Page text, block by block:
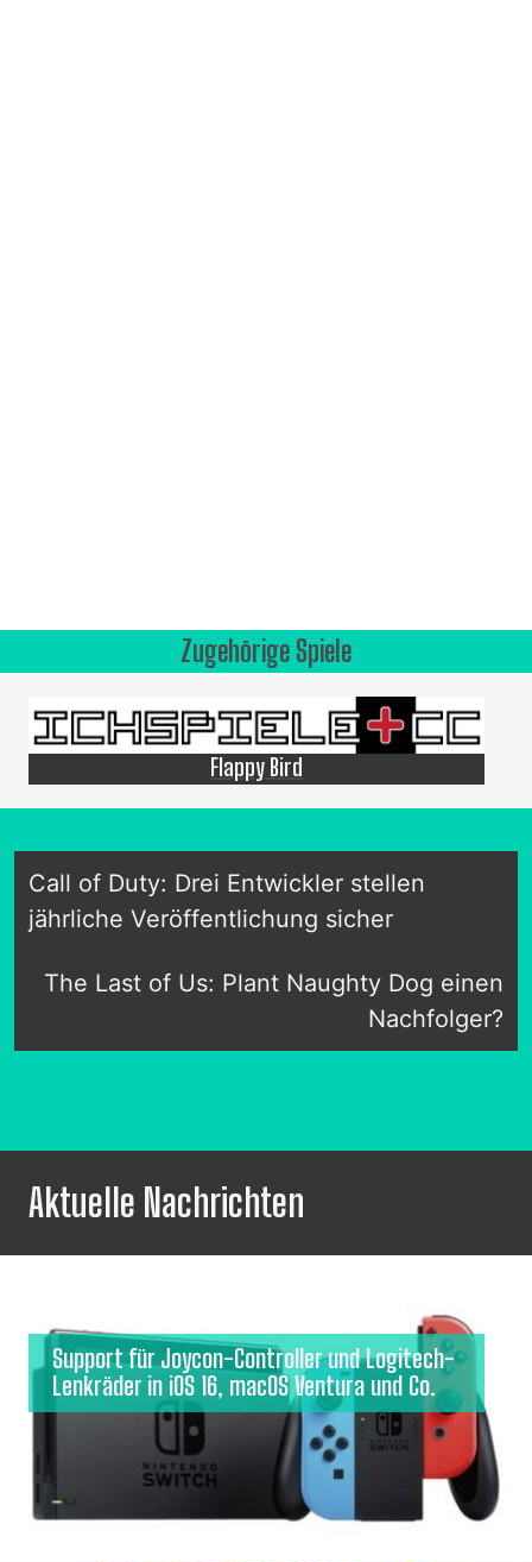
Zugehörige Spiele
Flappy Bird
Call of Duty: Drei Entwickler stellen
jährliche Veröffentlichung sicher
The Last of Us: Plant Naughty Dog einen
Nachfolger?
Aktuelle Nachrichten
Support für Joycon-Controller und Logitech-
Lenkräder in iOS 16, macOS Ventura und Co.